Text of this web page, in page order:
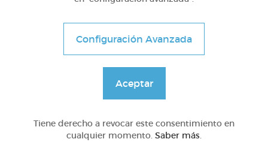
1º Primaria (6-7 años)
Preguntas con qué
@Webparaelespanol
Configuración Avanzada
Aceptar
Tiene derecho a revocar este consentimiento en
cualquier momento. Saber más.